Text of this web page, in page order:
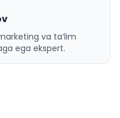
va ta’lim
ega ekspert.